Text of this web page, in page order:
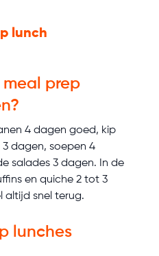
lunch
meal prep
4 dagen goed, kip
dagen, soepen 4
salades 3 dagen. In de
en quiche 2 tot 3
altijd snel terug.
lunches